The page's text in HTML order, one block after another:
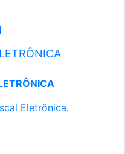
Eletrônica.